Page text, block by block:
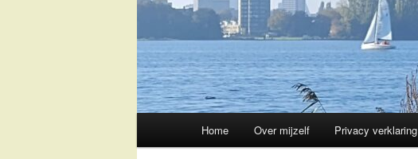
Skip
Home Over mijzelf Privacy verklaring